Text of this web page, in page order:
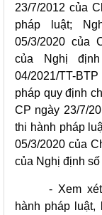
23/7/2012 của
pháp luật;
05/3/2020 của
của Nghị
04/2021/TT-
pháp quy định
CP ngày 23/7/
thi hành pháp
05/3/2020 của
của Nghị định
- Xem
hành pháp